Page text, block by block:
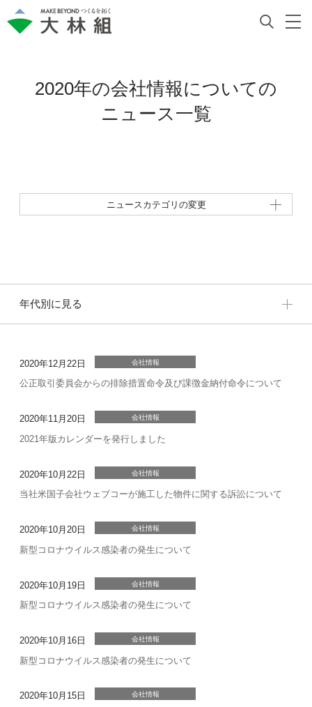
2020年の会社情報についての
ニュース一覧
ニュースカテゴリの変更
年代別に見る
2020年12月22日 会社情報
公正取引委員会からの排除措置命令及び課徴金納付命令について
2020年11月20日 会社情報
2021年版カレンダーを発行しました
2020年10月22日 会社情報
当社米国子会社ウェブコーが施工した物件に関する訴訟について
2020年10月20日 会社情報
新型コロナウイルス感染者の発生について
2020年10月19日 会社情報
新型コロナウイルス感染者の発生について
2020年10月16日 会社情報
新型コロナウイルス感染者の発生について
2020年10月15日 会社情報